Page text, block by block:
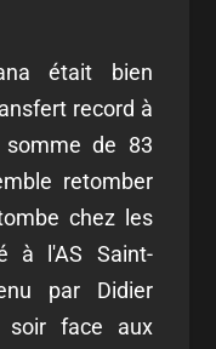
était bien
record à
somme de 83
retomber
chez les
à l'AS Saint-
par Didier
soir face aux